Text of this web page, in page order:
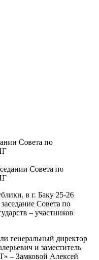
Совета по
Совета по
в г. Баку 25-26
Совета по
– участников
генеральный директор
и заместитель
– Замковой Алексей